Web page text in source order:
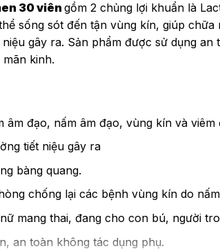
30 viên gồm 2 chủng lợi khuẩn là
sống sót đến tận vùng kín, giúp
gây ra. Sản phẩm được sử dụng
kinh.
đạo, nấm âm đạo, vùng kín và viêm
tiết niệu gây ra
bàng quang.
chống lại các bệnh vùng kín do
mang thai, đang cho con bú, người
an toàn không tác dụng phụ.